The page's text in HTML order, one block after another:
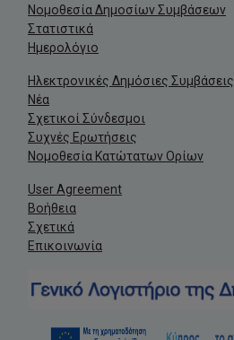
Νομοθεσία Δημοσίων Συμβάσεων
Στατιστικά
Ημερολόγιο
Ηλεκτρονικές Δημόσιες Συμβάσεις
Νέα
Σχετικοί Σύνδεσμοι
Συχνές Ερωτήσεις
Νομοθεσία Κατώτατων Ορίων
User Agreement
Βοήθεια
Σχετικά
Επικοινωνία